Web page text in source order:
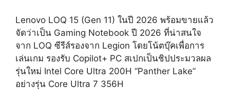
Lenovo LOQ 15 (Gen 11) ในปี 2026 พร้อมขายแล้ว
จัดว่าเป็น Gaming Notebook ปี 2026 ที่น่าสนใจ
จาก LOQ ซีรีส์รองจาก Legion โดยโน้ตบุ๊คเพื่อการ
เล่นเกม รองรับ Copilot+ PC สเปกเป็นชิปประมวลผล
รุ่นใหม่ Intel Core Ultra 200H “Panther Lake”
อย่างรุ่น Core Ultra 7 356H